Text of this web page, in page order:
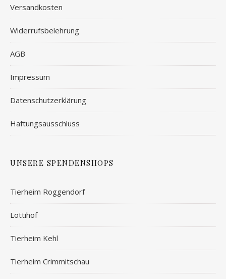
Versandkosten
Widerrufsbelehrung
AGB
Impressum
Datenschutzerklärung
Haftungsausschluss
UNSERE SPENDENSHOPS
Tierheim Roggendorf
Lottihof
Tierheim Kehl
Tierheim Crimmitschau